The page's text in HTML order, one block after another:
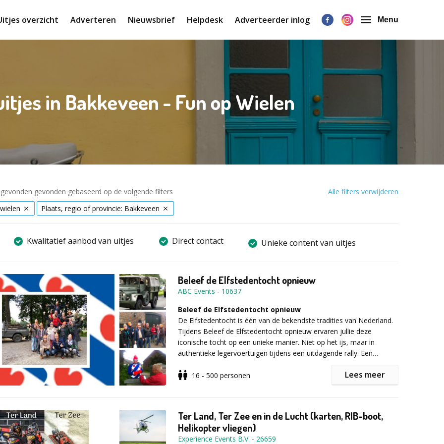
overzicht Adverteren Nieuwsbrief Helpdesk Adverteerder inlog Menu
in Bakkeveen - Fun op Wielen
gevonden gebaseerd op de volgende filters
Alle filters verwijderen
Plaats, regio of provincie: Bakkeveen
Kwalitatief aanbod van uitjes Direct contact Unieke content van uitjes
Beleef de Elfstedentocht opnieuw
ABC Events - 10637
Beleef de Elfstedentocht opnieuw
De Elfstedentocht is één van de bekendste tradities van Nederland.
Tijdens Beleef de Elfstedentocht opnieuw ervaren jullie deze
iconische tocht op een unieke manier. Niet op het ijs, maar in
authentieke legervoertuigen tijdens een uitdagende rally. Een
centraal staan.
waarin de teams worden voorbereid op de tocht. Voordat de rally
begint moeten teams eerst hun startsleutel bemachtigen, waarna de
missie van start gaat. Met legervoertuigen rijden jullie langs
16 - 500 personen Lees meer
Ter Land, Ter Zee en in de Lucht (karten, RIB-boot,
Helikopter vliegen)
Experience Events B.V. - 26659